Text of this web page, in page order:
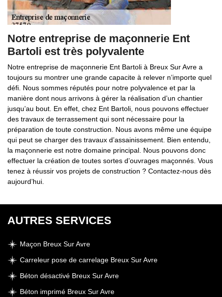
Notre entreprise de maçonnerie Ent
Bartoli est très polyvalente
Notre entreprise de maçonnerie Ent Bartoli à Breux Sur Avre a
toujours su montrer une grande capacite à relever n’importe quel
défi. Nous sommes réputés pour notre polyvalence et par la
manière dont nous arrivons à gérer la réalisation d’un chantier
jusqu’au bout. En effet, chez Ent Bartoli, nous pouvons effectuer
des travaux de terrassement qui sont nécessaire pour la
préparation de toute construction. Nous avons même une équipe
qui peut se charger des travaux d’assainissement. Bien entendu,
la maçonnerie est notre domaine principal. Nous pouvons donc
effectuer la création de toutes sortes d’ouvrages maçonnés. Vous
tenez à réussir vos projets de construction ? Contactez-nous dès
aujourd’hui.
AUTRES SERVICES
Maçon Breux Sur Avre
Carreleur pose de carrelage Breux Sur Avre
Béton désactivé Breux Sur Avre
Béton imprimé Breux Sur Avre